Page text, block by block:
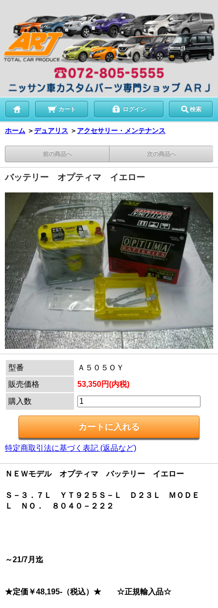
カート ログイン 検索
ホーム ＞デュアリス ＞ アクセサリー・メンテナンス
前の商品へ 次の商品へ
バッテリー オプティマ イエロー
型番
Ａ５０５ＯＹ
販売価格
53,350円(内税)
購入数
特定商取引法に基づく表記 (返品など)
ＮＥＷモデル オプティマ バッテリー イエロー
Ｓ－３．７Ｌ ＹＴ９２５Ｓ－Ｌ Ｄ２３Ｌ ＭＯＤＥ
Ｌ ＮＯ． ８０４０－２２２
～21/7月迄
★定価￥48,195-（税込）★ ☆正規輸入品☆